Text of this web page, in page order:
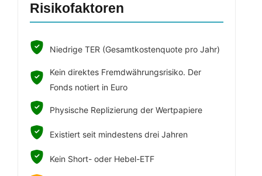
Risikofaktoren
Niedrige TER (Gesamtkostenquote pro Jahr)
Kein direktes Fremdwährungsrisiko. Der
Fonds notiert in Euro
Physische Replizierung der Wertpapiere
Existiert seit mindestens drei Jahren
Kein Short- oder Hebel-ETF